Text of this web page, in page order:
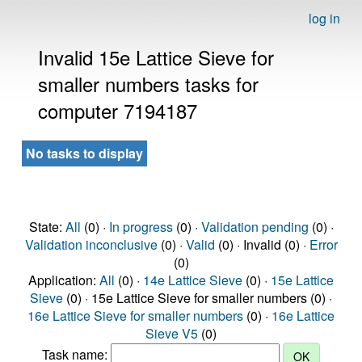
log in
Invalid 15e Lattice Sieve for
smaller numbers tasks for
computer 7194187
No tasks to display
State: All (0) · In progress(0) · Validation pending (0) ·
Validation inconclusive(0) · Valid (0) · Invalid (0) · Error
(0)
Application: All (0) · 14e Lattice Sieve (0) · 15e Lattice
Sieve (0) · 15e Lattice Sieve for smaller numbers (0) ·
16e Lattice Sieve for smaller numbers (0) · 16e Lattice
Sieve V5 (0)
Task name: